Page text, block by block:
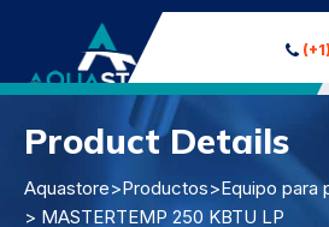
Product Details
Aquastore>Productos>Equipo para
> MASTERTEMP 250 KBTU LP